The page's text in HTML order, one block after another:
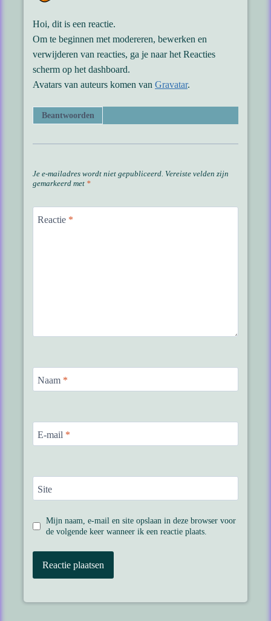
Hoi, dit is een reactie.
Om te beginnen met modereren, bewerken en
verwijderen van reacties, ga je naar het Reacties
scherm op het dashboard.
Avatars van auteurs komen van Gravatar.
Beantwoorden
Je e-mailadres wordt niet gepubliceerd. Vereiste velden zijn
gemarkeerd met *
Reactie *
Naam *
E-mail *
Site
Mijn naam, e-mail en site opslaan in deze browser voor
de volgende keer wanneer ik een reactie plaats.